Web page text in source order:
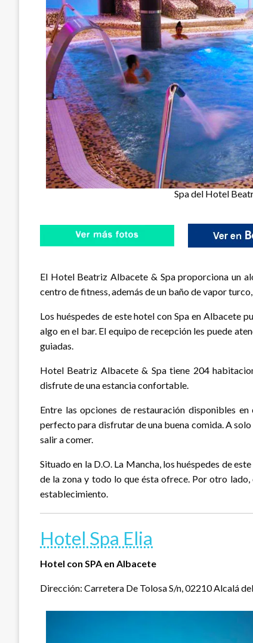
Spa del Hotel
El Hotel Beatriz Albacete & Spa proporciona un
centro de fitness, además de un baño de vapor
Los huéspedes de este hotel con Spa en Albacete
algo en el bar. El equipo de recepción les puede
guiadas.
Hotel Beatriz Albacete & Spa tiene 204
disfrute de una estancia confortable.
Entre las opciones de restauración disponibles
perfecto para disfrutar de una buena comida. A
salir a comer.
Situado en la D.O. La Mancha, los huéspedes de
de la zona y todo lo que ésta ofrece. Por otro
establecimiento.
Hotel Spa Elia
Hotel con SPA en Albacete
Dirección: Carretera De Tolosa S/n, 02210 Alcalá del